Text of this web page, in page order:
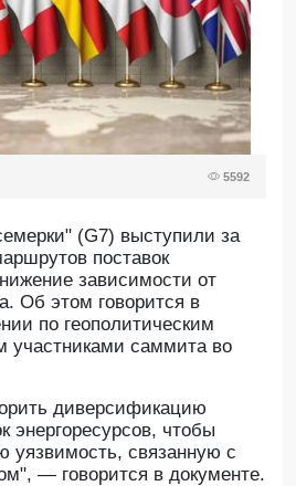
5592
(G7) выступили за
поставок
зависимости от
Об этом говорится в
по геополитическим
участниками саммита во
диверсификацию
энергоресурсов, чтобы
уязвимость, связанную с
— говорится в документе.